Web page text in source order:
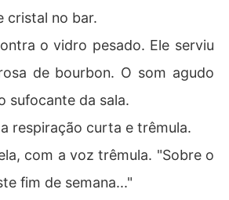
mataram a garota assustada que
meu sangue em gelo.
e poderoso da cidade.
cristal no bar.
o vidro pesado. Ele serviu
de bourbon. O som agudo
sufocante da sala.
respiração curta e trêmula.
com a voz trêmula. "Sobre o
fim de semana..."